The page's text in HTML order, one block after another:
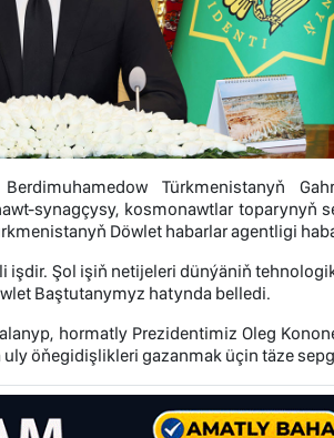
Türkmenistanyň
synagçysy, kosmonawtlar toparynyň
Döwlet habarlar agentligi
işdir. Şol işiň netijeleri dünýäniň
Baştutanymyz hatynda belledi.
hormatly Prezidentimiz Oleg
öňegidişlikleri gazanmak üçin täze